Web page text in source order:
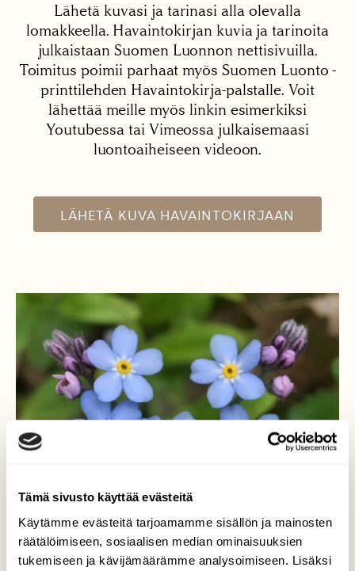
Tämä sivusto käyttää evästeitä
Käytämme evästeitä tarjoamamme sisällön ja mainosten
räätälöimiseen, sosiaalisen median ominaisuuksien
tukemiseen ja kävijämäärämme analysoimiseen. Lisäksi
Lähetä kuvasi ja tarinasi alla olevalla
lomakkeella. Havaintokirjan kuvia ja tarinoita
julkaistaan Suomen Luonnon nettisivuilla.
Toimitus poimii parhaat myös Suomen Luonto -
printtilehden Havaintokirja-palstalle. Voit
lähettää meille myös linkin esimerkiksi
Youtubessa tai Vimeossa julkaisemaasi
luontoaiheiseen videoon.
LÄHETÄ KUVA HAVAINTOKIRJAAN